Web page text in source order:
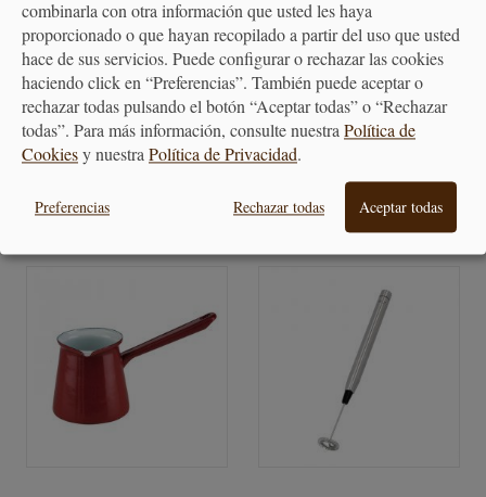
Cafetera italiana de acero
Venus Bialetti
63,50 €
Cafetera Bialetti Moka
Exclusive azul...
44,90 €
combinarla con otra información que usted les haya
proporcionado o que hayan recopilado a partir del uso que usted
hace de sus servicios. Puede configurar o rechazar las cookies
haciendo click en “Preferencias”. También puede aceptar o
rechazar todas pulsando el botón “Aceptar todas” o “Rechazar
todas”. Para más información, consulte nuestra Política de
Cookiesy nuestra Política de Privacidad.
Preferencias Rechazar todas Aceptar todas